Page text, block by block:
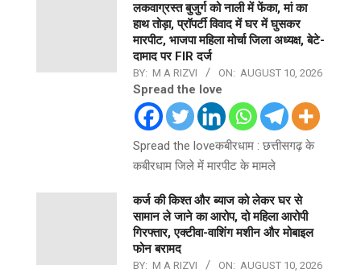
लकवाग्रस्त बुजुर्ग को नाली में फेंका, मां का
हाथ तोड़ा, प्रॉपर्टी विवाद में घर में घुसकर
मारपीट, भाजपा महिला मोर्चा जिला अध्यक्ष, बेटे-
दामाद पर FIR दर्ज
BY: M A RIZVI ON: AUGUST 10, 2026
Spread the love
Spread the loveकबीरधाम : छत्तीसगढ़ के
कबीरधाम जिले में मारपीट के मामले
कर्ज की किश्त और ब्याज को लेकर घर से
सामान ले जाने का आरोप, दो महिला आरोपी
गिरफ्तार, एक्टीवा-वाशिंग मशीन और मोबाइल
फोन बरामद
BY: M A RIZVI ON: AUGUST 10, 2026